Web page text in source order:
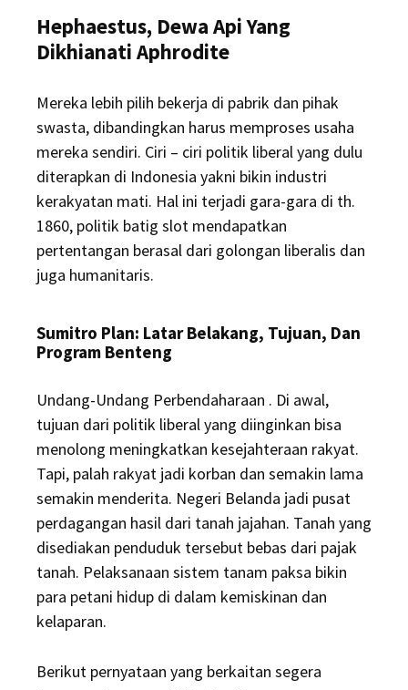
Hephaestus, Dewa Api Yang
Dikhianati Aphrodite
Mereka lebih pilih bekerja di pabrik dan pihak
swasta, dibandingkan harus memproses usaha
mereka sendiri. Ciri – ciri politik liberal yang dulu
diterapkan di Indonesia yakni bikin industri
kerakyatan mati. Hal ini terjadi gara-gara di th.
1860, politik batig slot mendapatkan
pertentangan berasal dari golongan liberalis dan
juga humanitaris.
Sumitro Plan: Latar Belakang, Tujuan, Dan
Program Benteng
Undang-Undang Perbendaharaan . Di awal,
tujuan dari politik liberal yang diinginkan bisa
menolong meningkatkan kesejahteraan rakyat.
Tapi, palah rakyat jadi korban dan semakin lama
semakin menderita. Negeri Belanda jadi pusat
perdagangan hasil dari tanah jajahan. Tanah yang
disediakan penduduk tersebut bebas dari pajak
tanah. Pelaksanaan sistem tanam paksa bikin
para petani hidup di dalam kemiskinan dan
kelaparan.
Berikut pernyataan yang berkaitan segera